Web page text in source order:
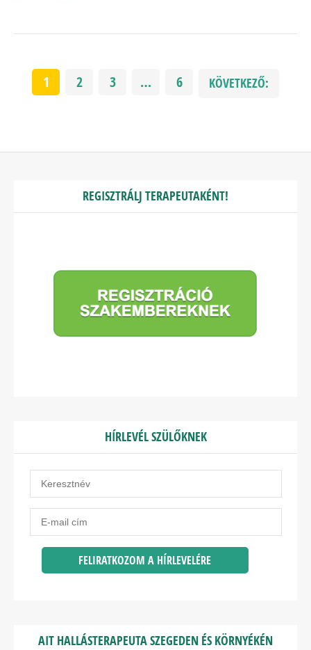
1 2 3 … 6 KÖVETKEZŐ:
REGISZTRÁLJ TERAPEUTAKÉNT!
HÍRLEVÉL SZÜLŐKNEK
AIT HALLÁSTERAPEUTA SZEGEDEN ÉS KÖRNYÉKÉN